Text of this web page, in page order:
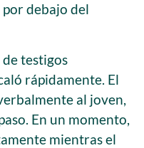
debajo del
testigos
rápidamente. El
al joven,
En un momento,
mientras el